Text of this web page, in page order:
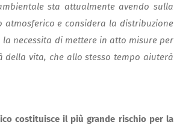
sta attualmente avendo sulla
e considera la distribuzione
necessita di mettere in atto misure per
vita, che allo stesso tempo aiuterà
costituisce il più grande rischio per la